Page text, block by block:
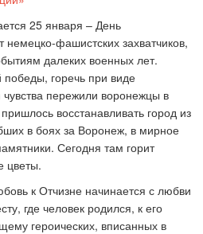
25 января – День
фашистских захватчиков,
далеких военных лет.
победы, горечь при виде
чувства пережили воронежцы в
восстанавливать город из
в боях за Воронеж, в мирное
Сегодня там горит
цветы.
к Отчизне начинается с любви
где человек родился, к его
героических, вписанных в